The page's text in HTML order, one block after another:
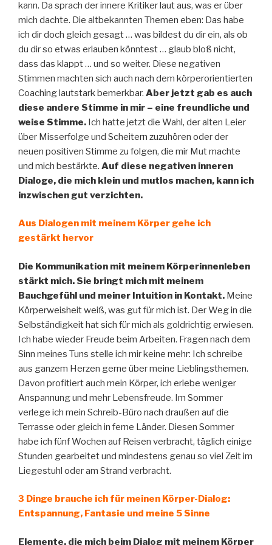
kann. Da sprach der innere Kritiker laut aus, was er über
mich dachte. Die altbekannten Themen eben: Das habe
ich dir doch gleich gesagt … was bildest du dir ein, als ob
du dir so etwas erlauben könntest … glaub bloß nicht,
dass das klappt … und so weiter. Diese negativen
Stimmen machten sich auch nach dem körperorientierten
Coaching lautstark bemerkbar. Aber jetzt gab es auch
diese andere Stimme in mir – eine freundliche und
weise Stimme. Ich hatte jetzt die Wahl, der alten Leier
über Misserfolge und Scheitern zuzuhören oder der
neuen positiven Stimme zu folgen, die mir Mut machte
und mich bestärkte. Auf diese negativen inneren
Dialoge, die mich klein und mutlos machen, kann ich
inzwischen gut verzichten.
Aus Dialogen mit meinem Körper gehe ich
gestärkt hervor
Die Kommunikation mit meinem Körperinnenleben
stärkt mich. Sie bringt mich mit meinem
Bauchgefühl und meiner Intuition in Kontakt. Meine
Körperweisheit weiß, was gut für mich ist. Der Weg in die
Selbständigkeit hat sich für mich als goldrichtig erwiesen.
Ich habe wieder Freude beim Arbeiten. Fragen nach dem
Sinn meines Tuns stelle ich mir keine mehr: Ich schreibe
aus ganzem Herzen gerne über meine Lieblingsthemen.
Davon profitiert auch mein Körper, ich erlebe weniger
Anspannung und mehr Lebensfreude. Im Sommer
verlege ich mein Schreib-Büro nach draußen auf die
Terrasse oder gleich in ferne Länder. Diesen Sommer
habe ich fünf Wochen auf Reisen verbracht, täglich einige
Stunden gearbeitet und mindestens genau so viel Zeit im
Liegestuhl oder am Strand verbracht.
3 Dinge brauche ich für meinen Körper-Dialog:
Entspannung, Fantasie und meine 5 Sinne
Elemente, die mich beim Dialog mit meinem Körper